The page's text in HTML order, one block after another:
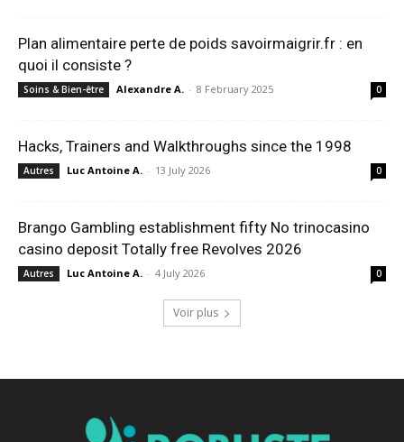
Plan alimentaire perte de poids savoirmaigrir.fr : en
quoi il consiste ?
Soins & Bien-être Alexandre A. - 8 February 2025 0
Hacks, Trainers and Walkthroughs since the 1998
Autres Luc Antoine A. - 13 July 2026 0
Brango Gambling establishment fifty No trinocasino
casino deposit Totally free Revolves 2026
Autres Luc Antoine A. - 4 July 2026 0
Voir plus